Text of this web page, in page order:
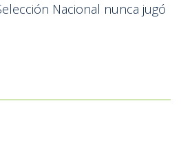
Nacional nunca jugó